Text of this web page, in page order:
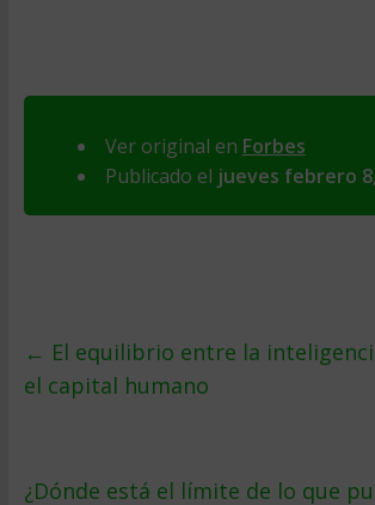
Ver original en Forbes
Publicado el jueves febrero
← El equilibrio entre la
el capital humano
¿Dónde está el límite de lo que